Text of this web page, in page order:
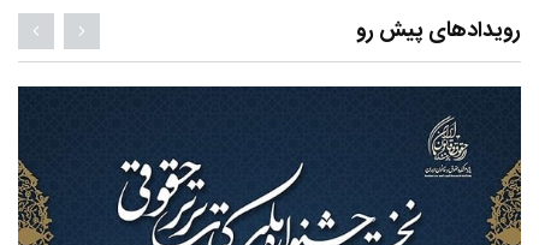
رویدادهای پیش رو